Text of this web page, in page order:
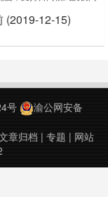
而且很实用也很节能。
(2019-12-15)
号
渝公网安备
章归档 | 专题 | 网站